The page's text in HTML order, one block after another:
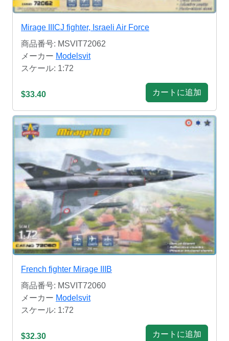
Mirage IIICJ fighter, Israeli Air Force
商品番号: MSVIT72062
メーカー Modelsvit
スケール: 1:72
$33.40 カートに追加
French fighter Mirage IIIB
商品番号: MSVIT72060
メーカー Modelsvit
スケール: 1:72
$32.30 カートに追加